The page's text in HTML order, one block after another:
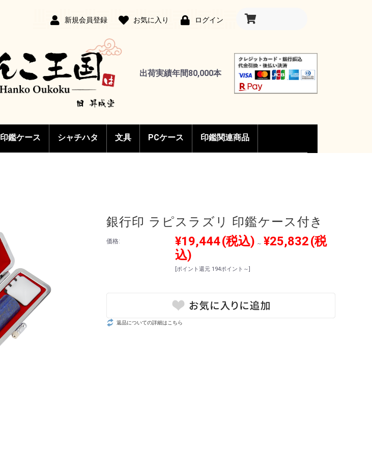
新規会員登録 お気に入り ログイン
出荷実績年間80,000本
印鑑ケース シャチハタ 文具 PCケース 印鑑関連商品
銀行印 ラピスラズリ 印鑑ケース付き
価格: ¥19,444(税込) ～ ¥25,832(税
込)
[ポイント還元 194ポイント～]
返品についての詳細はこちら